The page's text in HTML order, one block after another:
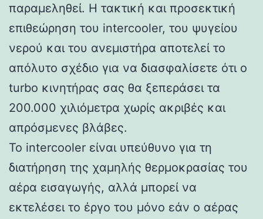
παραμεληθεί. Η τακτική και προσεκτική
επιθεώρηση του intercooler, του ψυγείου
νερού και του ανεμιστήρα αποτελεί το
απόλυτο σχέδιο για να διασφαλίσετε ότι ο
turbo κινητήρας σας θα ξεπεράσει τα
200.000 χιλιόμετρα χωρίς ακριβές και
απρόσμενες βλάβες.
Το intercooler είναι υπεύθυνο για τη
διατήρηση της χαμηλής θερμοκρασίας του
αέρα εισαγωγής, αλλά μπορεί να
εκτελέσει το έργο του μόνο εάν ο αέρας